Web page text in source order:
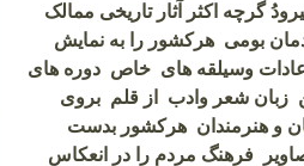
گرچه اکثر آثار تاریخی ممالک
بومی هرکشور را به نمایش
عادات وسیلقه های خاص دوره های
زبان شعر وادب از قلم بروی
و هنرمندان هرکشور بدست
فرهنگ مردم را در انعکاس